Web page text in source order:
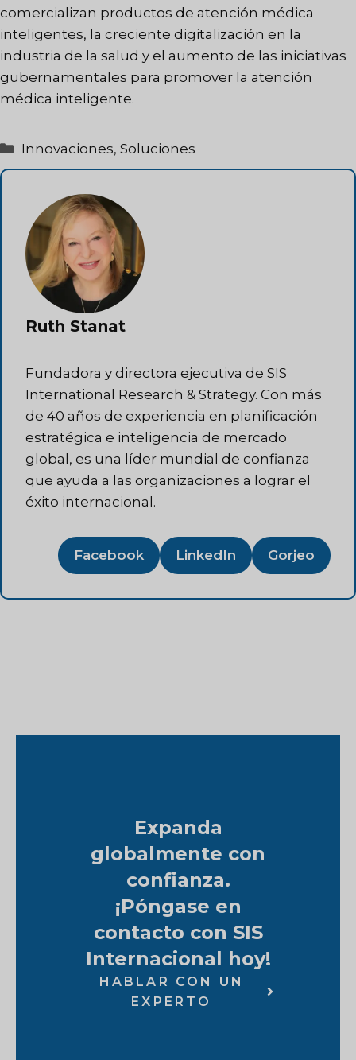
comercializan productos de atención médica
inteligentes, la creciente digitalización en la
industria de la salud y el aumento de las iniciativas
gubernamentales para promover la atención
médica inteligente.
Categorías
Innovaciones,Soluciones
Ruth Stanat
Fundadora y directora ejecutiva de SIS
International Research & Strategy. Con más
de 40 años de experiencia en planificación
estratégica e inteligencia de mercado
global, es una líder mundial de confianza
que ayuda a las organizaciones a lograr el
éxito internacional.
Facebook LinkedIn Gorjeo
Expanda
globalmente con
confianza.
¡Póngase en
contacto con SIS
Internacional hoy!
HABLAR CON UN
EXPERTO